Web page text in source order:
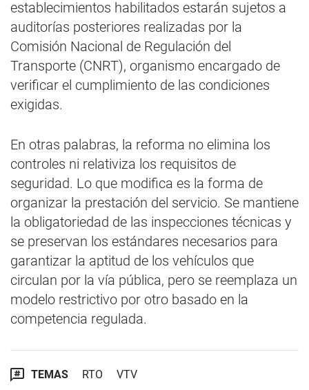
establecimientos habilitados estarán sujetos a
auditorías posteriores realizadas por la
Comisión Nacional de Regulación del
Transporte (CNRT), organismo encargado de
verificar el cumplimiento de las condiciones
exigidas.
En otras palabras, la reforma no elimina los
controles ni relativiza los requisitos de
seguridad. Lo que modifica es la forma de
organizar la prestación del servicio. Se mantiene
la obligatoriedad de las inspecciones técnicas y
se preservan los estándares necesarios para
garantizar la aptitud de los vehículos que
circulan por la vía pública, pero se reemplaza un
modelo restrictivo por otro basado en la
competencia regulada.
TEMAS RTO VTV